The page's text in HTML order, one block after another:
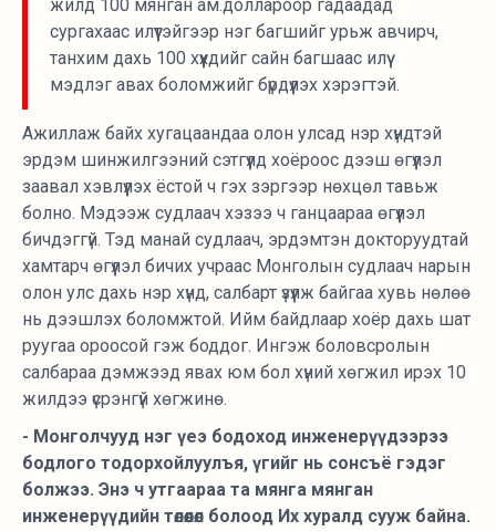
жилд 100 мянган ам.доллароор гадаадад
сургахаас илүүтэйгээр нэг багшийг урьж авчирч,
танхим дахь 100 хүүхдийг сайн багшаас илүү
мэдлэг авах боломжийг бүрдүүлэх хэрэгтэй.
Ажиллаж байх хугацаандаа олон улсад нэр хүндтэй
эрдэм шинжилгээний сэтгүүлд хоёроос дээш өгүүлэл
заавал хэвлүүлэх ёстой ч гэх зэргээр нөхцөл тавьж
болно. Мэдээж судлаач хэзээ ч ганцаараа өгүүлэл
бичдэггүй. Тэд манай судлаач, эрдэмтэн докторуудтай
хамтарч өгүүлэл бичих учраас Монголын судлаач нарын
олон улс дахь нэр хүнд, салбарт үзүүлж байгаа хувь нөлөө
нь дээшлэх боломжтой. Ийм байдлаар хоёр дахь шат
руугаа ороосой гэж боддог. Ингэж боловсролын
салбараа дэмжээд явах юм бол хүний хөгжил ирэх 10
жилдээ үсрэнгүй хөгжинө.
- Монголчууд нэг үеэ бодоход инженерүүдээрээ
бодлого тодорхойлуулъя, үгийг нь сонсъё гэдэг
болжээ. Энэ ч утгаараа та мянга мянган
инженерүүдийн төлөөлөл болоод Их хуралд сууж байна.